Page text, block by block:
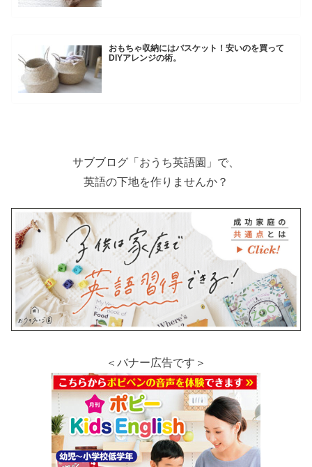
おもちゃ収納にはバスケット！安いのを買って
DIYアレンジの術。
サブブログ「おうち英語園」で、
英語の下地を作りませんか？
＜バナー広告です＞